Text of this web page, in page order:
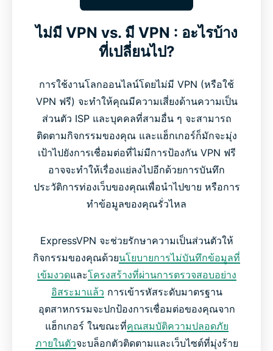
ไม่มี VPN vs. มี VPN : อะไรบ้าง
ที่เปลี่ยนไป?
การใช้งานโลกออนไลน์โดยไม่มี VPN (หรือใช้
VPN ฟรี) จะทำให้คุณมีความเสี่ยงด้านความเป็น
ส่วนตัว ISP และบุคคลที่สามอื่น ๆ จะสามารถ
ติดตามกิจกรรมของคุณ และแฮ็กเกอร์ก็มักจะมุ่ง
เป้าไปยังการเชื่อมต่อที่ไม่มีการป้องกัน VPN ฟรี
อาจจะทำให้เรื่องแย่ลงไปอีกด้วยการบันทึก
ประวัติการท่องเว็บของคุณเพื่อนำไปขาย หรือการ
ทำข้อมูลของคุณรั่วไหล
ExpressVPN จะช่วยรักษาความเป็นส่วนตัวให้
กิจกรรมของคุณด้วยนโยบายการไม่บันทึกข้อมูลที่
เข้มงวดและโครงสร้างที่ผ่านการตรวจสอบอย่าง
อิสระมาแล้ว การเข้ารหัสระดับมาตรฐาน
อุตสาหกรรมจะปกป้องการเชื่อมต่อของคุณจาก
แฮ็กเกอร์ ในขณะที่คุณสมบัติความปลอดภัย
ภายในตัวจะบล็อกตัวติดตามและเว็บไซต์ที่มุ่งร้าย